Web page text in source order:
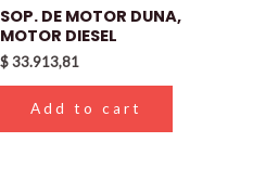
SOP. DE MOTOR DUNA,
MOTOR DIESEL
$33.913,81
Add to cart